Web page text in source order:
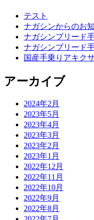
テスト
ナガシンからのお
ナガシンブリード
ナガシンブリード
国産手乗りアキク
アーカイブ
2024年2月
2023年5月
2023年4月
2023年3月
2023年2月
2023年1月
2022年12月
2022年11月
2022年10月
2022年9月
2022年8月